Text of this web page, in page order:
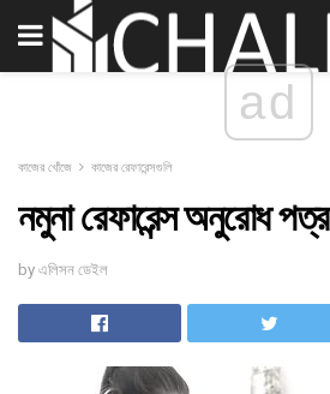
ad
কাজের খোঁজে কাজের রেফারেন্সগুলি
নমুনা রেফারেন্স অনুরোধ পত্র
by এলিসন ডেইল